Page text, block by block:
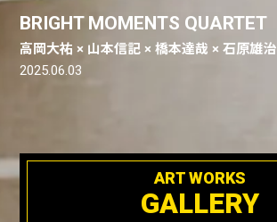
BRIGHT MOMENTS QUARTET
高岡大祐 × 山本信記 × 橋本達哉 × 石原雄治
2025.06.03
ART WORKS
GALLERY